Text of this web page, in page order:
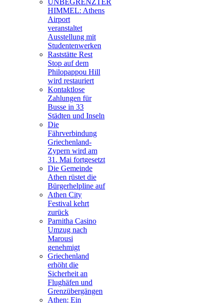
UNBEGRENZTER
HIMMEL: Athens
Airport
veranstaltet
Ausstellung mit
Studentenwerken
Raststätte Rest
Stop auf dem
Philopappou Hill
wird restauriert
Kontaktlose
Zahlungen für
Busse in 33
Städten und Inseln
Die
Fährverbindung
Griechenland-
Zypern wird am
31. Mai fortgesetzt
Die Gemeinde
Athen rüstet die
Bürgerhelpline auf
Athen City
Festival kehrt
zurück
Parnitha Casino
Umzug nach
Marousi
genehmigt
Griechenland
erhöht die
Sicherheit an
Flughäfen und
Grenzübergängen
Athen: Ein